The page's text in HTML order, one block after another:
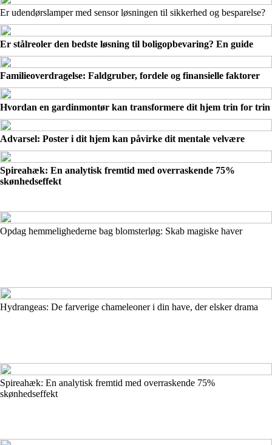
Er udendørslamper med sensor løsningen til sikkerhed og besparelse?
Er stålreoler den bedste løsning til boligopbevaring? En guide
Familieoverdragelse: Faldgruber, fordele og finansielle faktorer
Hvordan en gardinmontør kan transformere dit hjem trin for trin
Advarsel: Poster i dit hjem kan påvirke dit mentale velvære
Spireahæk: En analytisk fremtid med overraskende 75%
skønhedseffekt
Opdag hemmelighederne bag blomsterløg: Skab magiske haver
Hydrangeas: De farverige chameleoner i din have, der elsker drama
Spireahæk: En analytisk fremtid med overraskende 75%
skønhedseffekt